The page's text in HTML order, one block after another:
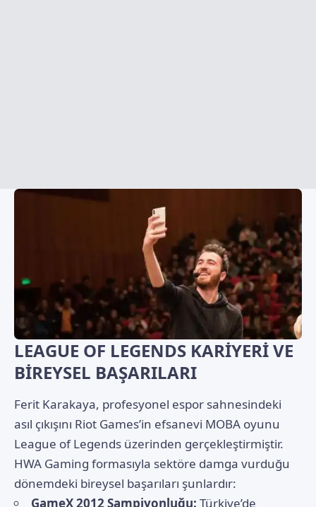
LEAGUE OF LEGENDS KARİYERİ VE
BİREYSEL BAŞARILARI
Ferit Karakaya, profesyonel espor sahnesindeki
asıl çıkışını Riot Games’in efsanevi MOBA oyunu
League of Legends üzerinden gerçekleştirmiştir.
HWA Gaming formasıyla sektöre damga vurduğu
dönemdeki bireysel başarıları şunlardır:
GameX 2012 Şampiyonluğu: Türkiye’de